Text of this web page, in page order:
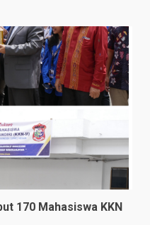
170 Mahasiswa KKN